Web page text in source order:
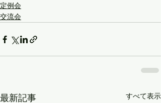
定例会
交流会
最新記事 すべて表示